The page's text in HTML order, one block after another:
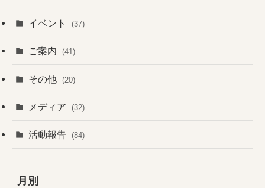
イベント (37)
ご案内 (41)
その他 (20)
メディア (32)
活動報告 (84)
月別